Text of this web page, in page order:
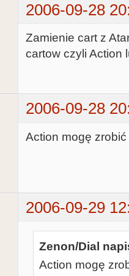
2006-09-28
Zamienie cart z
cartow czyli Action
2006-09-28
Action mogę zrobić
2006-09-29
Zenon/Dial
Action mogę